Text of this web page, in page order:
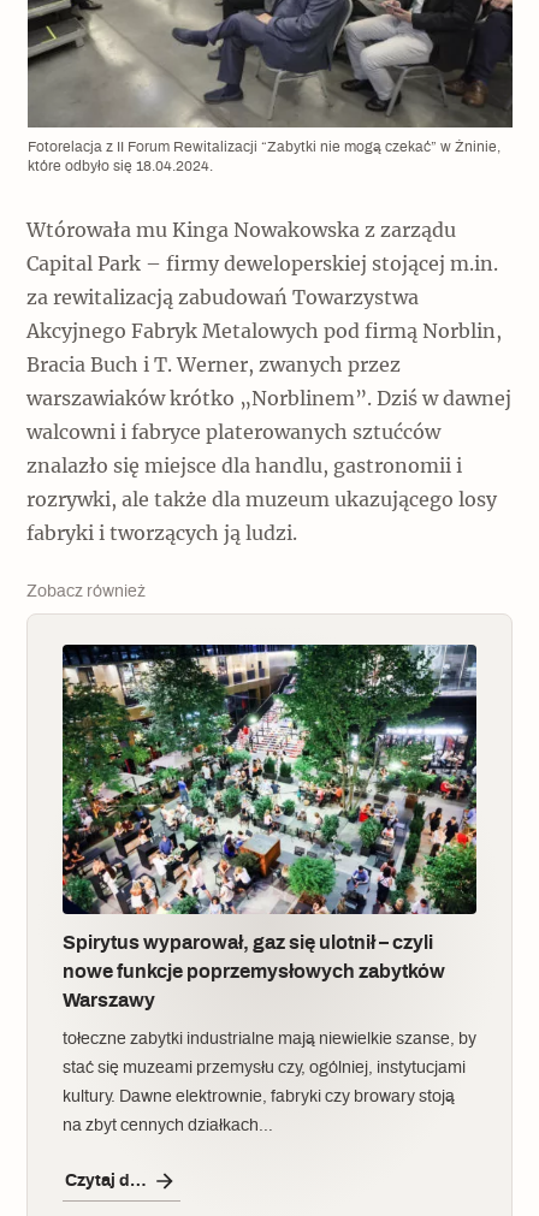
Fotorelacja z II Forum Rewitalizacji “Zabytki nie mogą czekać” w Żninie,
które odbyło się 18.04.2024.
Wtórowała mu Kinga Nowakowska z zarządu
Capital Park – firmy deweloperskiej stojącej m.in.
za rewitalizacją zabudowań Towarzystwa
Akcyjnego Fabryk Metalowych pod firmą Norblin,
Bracia Buch i T. Werner, zwanych przez
warszawiaków krótko „Norblinem”. Dziś w dawnej
walcowni i fabryce platerowanych sztućców
znalazło się miejsce dla handlu, gastronomii i
rozrywki, ale także dla muzeum ukazującego losy
fabryki i tworzących ją ludzi.
Zobacz również
Spirytus wyparował, gaz się ulotnił – czyli
nowe funkcje poprzemysłowych zabytków
Warszawy
tołeczne zabytki industrialne mają niewielkie szanse, by
stać się muzeami przemysłu czy, ogólniej, instytucjami
kultury. Dawne elektrownie, fabryki czy browary stoją
na zbyt cennych działkach…
Czytaj dalej